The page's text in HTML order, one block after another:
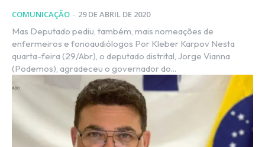
COMUNICAÇÃO - 29 DE ABRIL DE 2020
Mas Deputado pediu, também, mais nomeações de
enfermeiros e fonoaudiólogos Por Kleber Karpov Nesta
quarta-feira (29/Abr), o deputado distrital, Jorge Vianna
(Podemos), agradeceu o governador do...